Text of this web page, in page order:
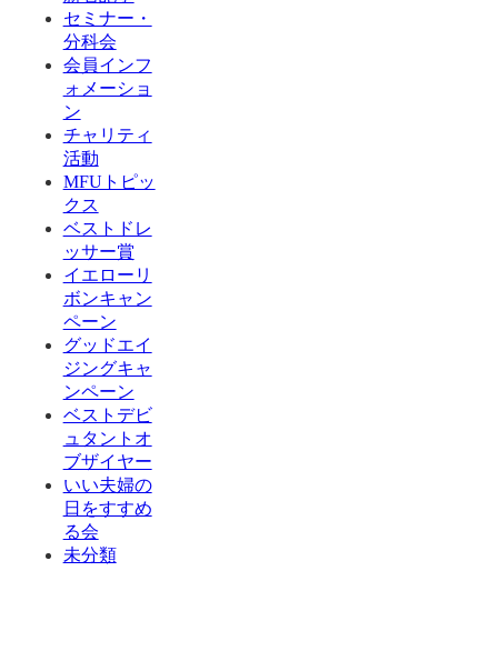
セミナー・
分科会
会員インフ
ォメーショ
ン
チャリティ
活動
MFUトピッ
クス
ベストドレ
ッサー賞
イエローリ
ボンキャン
ペーン
グッドエイ
ジングキャ
ンペーン
ベストデビ
ュタントオ
ブザイヤー
いい夫婦の
日をすすめ
る会
未分類